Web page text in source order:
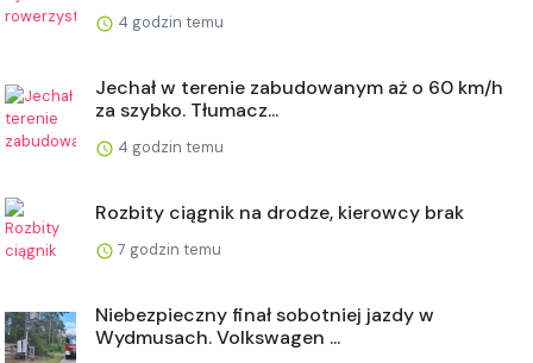
4 godzin temu
Jechał w terenie zabudowanym aż o 60 km/h
za szybko. Tłumacz...
4 godzin temu
Rozbity ciągnik na drodze, kierowcy brak
7 godzin temu
Niebezpieczny finał sobotniej jazdy w
Wydmusach. Volkswagen ...